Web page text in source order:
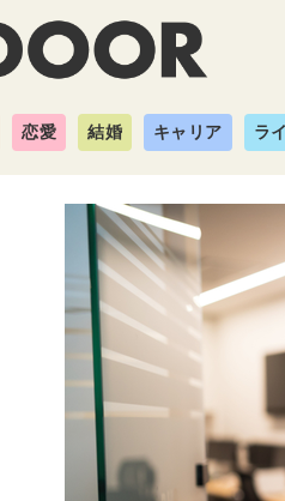
恋愛 結婚 キャリア ラ